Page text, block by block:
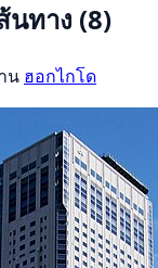
นทาง (8)
น ฮอกไกโด